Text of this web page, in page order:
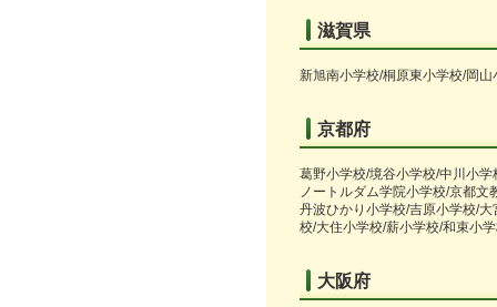
滋賀県
新旭南小学校/桐原東小学校/岡
京都府
葛野小学校/境谷小学校/中川小
ノートルダム学院小学校/京都
丹波ひかり小学校/吉原小学校/
校/大住小学校/薪小学校/和束小
大阪府